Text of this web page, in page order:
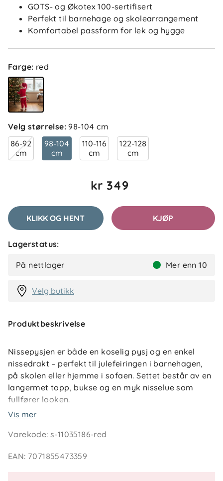
GOTS- og Økotex 100-sertifisert
Perfekt til barnehage og skolearrangement
Komfortabel passform for lek og hygge
Farge: red
Velg størrelse:98-104 cm
86-92
cm
98-104
cm
110-116
cm
122-128
cm
kr 349
KLIKK OG HENT KJØP
Lagerstatus:
På nettlager Mer enn 10
Velg butikk
Produktbeskrivelse
Nissepysjen er både en koselig pysj og en enkel
nissedrakt – perfekt til julefeiringen i barnehagen,
på skolen eller hjemme i sofaen. Settet består av en
langermet topp, bukse og en myk nisselue som
fullfører looken.
mot huden og gir god bevegelsesfrihet for aktive
sertifisert, noe som betyr at det er trygt for sensitiv
Vis mer
Varekode:s-11035186-red
EAN: 7071855473359